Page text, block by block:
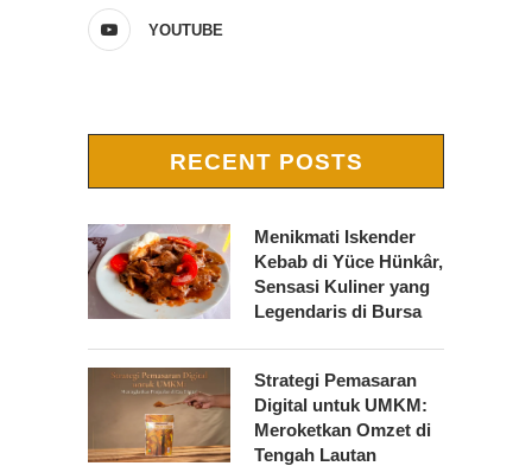
YOUTUBE
RECENT POSTS
Menikmati Iskender
Kebab di Yüce Hünkâr,
Sensasi Kuliner yang
Legendaris di Bursa
Strategi Pemasaran
Digital untuk UMKM:
Meroketkan Omzet di
Tengah Lautan